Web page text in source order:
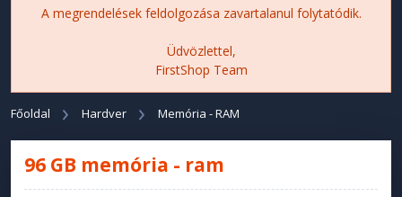
A megrendelések feldolgozása zavartalanul folytatódik.
Üdvözlettel,
FirstShop Team
Főoldal Hardver Memória - RAM
96 GB memória - ram